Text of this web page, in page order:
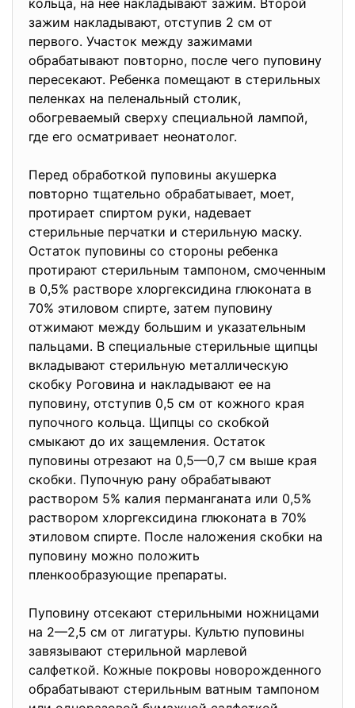
кольца, на нее накладывают зажим. Второй
зажим накладывают, отступив 2 см от
первого. Участок между зажимами
обрабатывают повторно, после чего пуповину
пересекают. Ребенка помещают в стерильных
пеленках на пеленальный столик,
обогреваемый сверху специальной лампой,
где его осматривает неонатолог.
Перед обработкой пуповины акушерка
повторно тщательно обрабатывает, моет,
протирает спиртом руки, надевает
стерильные перчатки и стерильную маску.
Остаток пуповины со стороны ребенка
протирают стерильным тампоном, смоченным
в 0,5% растворе хлоргексидина глюконата в
70% этиловом спирте, затем пуповину
отжимают между большим и указательным
пальцами. В специальные стерильные щипцы
вкладывают стерильную металлическую
скобку Роговина и накладывают ее на
пуповину, отступив 0,5 см от кожного края
пупочного кольца. Щипцы со скобкой
смыкают до их защемления. Остаток
пуповины отрезают на 0,5—0,7 см выше края
скобки. Пупочную рану обрабатывают
раствором 5% калия перманганата или 0,5%
раствором хлоргексидина глюконата в 70%
этиловом спирте. После наложения скобки на
пуповину можно положить
пленкообразующие препараты.
Пуповину отсекают стерильными ножницами
на 2—2,5 см от лигатуры. Культю пуповины
завязывают стерильной марлевой
салфеткой. Кожные покровы новорожденного
обрабатывают стерильным ватным тампоном